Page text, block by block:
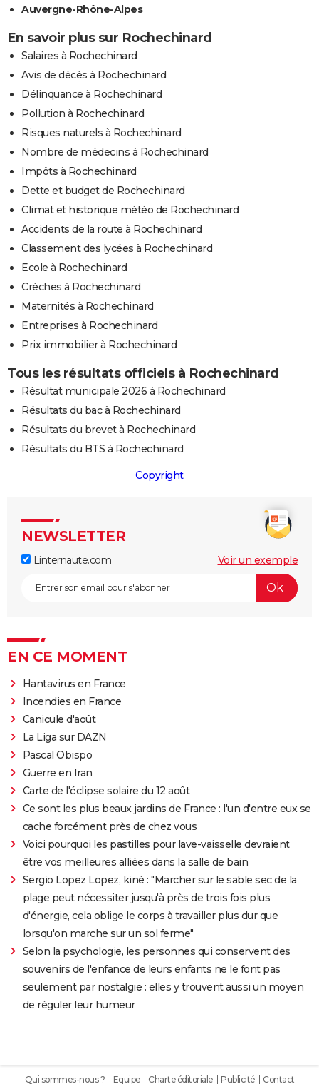
Auvergne-Rhône-Alpes
En savoir plus sur Rochechinard
Salaires à Rochechinard
Avis de décès à Rochechinard
Délinquance à Rochechinard
Pollution à Rochechinard
Risques naturels à Rochechinard
Nombre de médecins à Rochechinard
Impôts à Rochechinard
Dette et budget de Rochechinard
Climat et historique météo de Rochechinard
Accidents de la route à Rochechinard
Classement des lycées à Rochechinard
Ecole à Rochechinard
Crèches à Rochechinard
Maternités à Rochechinard
Entreprises à Rochechinard
Prix immobilier à Rochechinard
Tous les résultats officiels à Rochechinard
Résultat municipale 2026 à Rochechinard
Résultats du bac à Rochechinard
Résultats du brevet à Rochechinard
Résultats du BTS à Rochechinard
Copyright
NEWSLETTER
Linternaute.com Voir un exemple
EN CE MOMENT
Hantavirus en France
Incendies en France
Canicule d'août
La Liga sur DAZN
Pascal Obispo
Guerre en Iran
Carte de l'éclipse solaire du 12 août
Ce sont les plus beaux jardins de France : l'un d'entre eux se
cache forcément près de chez vous
Voici pourquoi les pastilles pour lave-vaisselle devraient
être vos meilleures alliées dans la salle de bain
Sergio Lopez Lopez, kiné : "Marcher sur le sable sec de la
plage peut nécessiter jusqu'à près de trois fois plus
d'énergie, cela oblige le corps à travailler plus dur que
lorsqu'on marche sur un sol ferme"
Selon la psychologie, les personnes qui conservent des
souvenirs de l'enfance de leurs enfants ne le font pas
seulement par nostalgie : elles y trouvent aussi un moyen
de réguler leur humeur
Qui sommes-nous ? Equipe Charte éditoriale Publicité Contact